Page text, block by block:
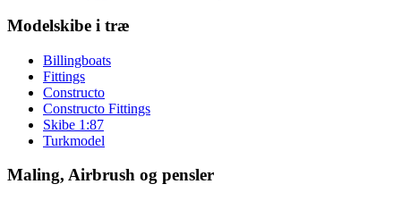
Modelskibe i træ
Billingboats
Fittings
Constructo
Constructo Fittings
Skibe 1:87
Turkmodel
Maling, Airbrush og pensler